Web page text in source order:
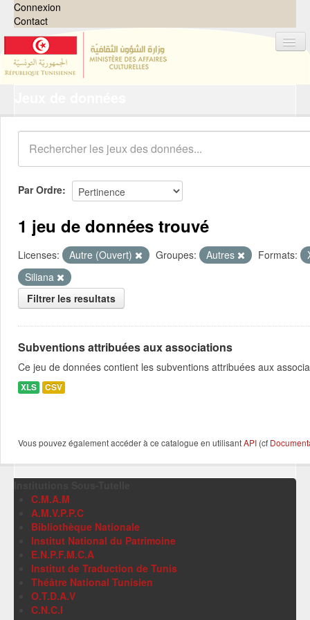
Connexion
Contact
Organisations
Groupes
Demandes 0
À propos
Par Ordre
1 jeu de données trouvé
Licenses: Autre (Ouvert) Groupes: Autres Formats:
Siliana
Filtrer les resultats
Subventions attribuées aux associations
Ce jeu de données contient les subventions attribuées aux
XLS CSV
Vous pouvez également accéder à ce catalogue en utilisantAPI (cf
C.M.A.M
A.M.V.P.P.C
Bibliothèque Nationale
Institut National du Patrimoine
E.N.P.F.M.C.A
Institut de Traduction de Tunis
Théâtre National Tunisien
O.T.D.A.V
C.N.C.I